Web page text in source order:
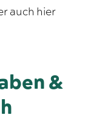
auch hier
&